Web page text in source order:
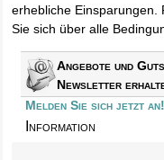
erhebliche Einsparungen.
Sie sich über alle
Angebote und
Newsletter
Melden Sie sich jetzt an!
Information